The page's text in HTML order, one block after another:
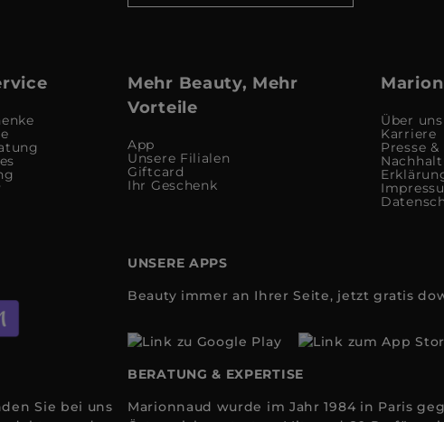
Mehr Beauty, Mehr
Vorteile
App
Unsere Filialen
Giftcard
Ihr Geschenk
Über uns
Karriere
Presse
UNSERE APPS
Beauty immer an Ihrer Seite, jetzt gratis
Sie bei uns
BERATUNG & EXPERTISE
Marionnaud wurde im Jahr 1984 in Paris